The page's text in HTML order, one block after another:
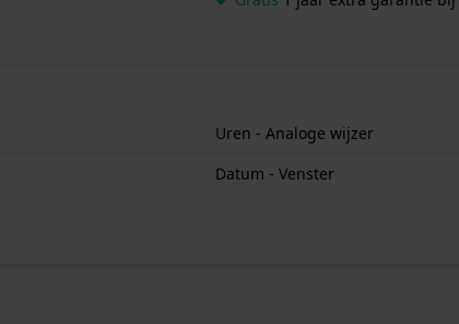
Uren - Analoge wijzer
Datum - Venster